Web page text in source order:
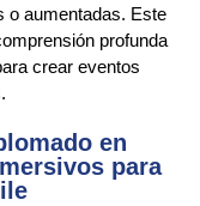
o aumentadas. Este
profunda
crear eventos
en
para